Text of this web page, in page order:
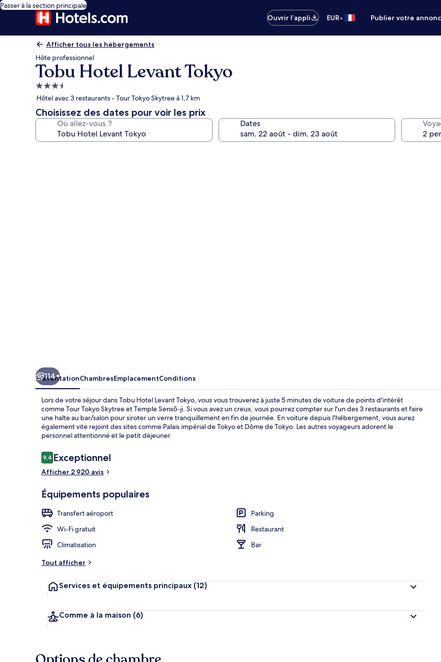
Passer à la section principale
Ouvrir l’appli
EUR• Publier votre
Afficher tous les hébergements
Hôte professionnel
Tobu Hotel Levant Tokyo
Hébergement
3.5 étoiles
Hôtel avec 3 restaurants - Tour Tokyo Skytree à 1,7 km
Choisissez des dates pour voir les prix
Où allez-vous ? Dates
114+
PrésentationChambresEmplacementConditions
Lors de votre séjour dans Tobu Hotel Levant Tokyo, vous vous trouverez à juste 5 minutes de voiture de points d'intérêt
comme Tour Tokyo Skytree et Temple Sensō-ji. Si vous avez un creux, vous pourrez compter sur l'un des 3 restaurants et faire
une halte au bar/salon pour siroter un verre tranquillement en fin de journée. En voiture depuis l'hébergement, vous aurez
également vite rejoint des sites comme Palais impérial de Tokyo et Dôme de Tokyo. Les autres voyageurs adorent le
personnel attentionné et le petit déjeuner.
Avis
voyageurs
9,49,4 sur 10
Exceptionnel
Afficher 2 920 avis
Équipements populaires
Transfert aéroport
Parking
Wi-Fi gratuit
Restaurant
Climatisation
Bar
Tout afficher
Services et équipements principaux (12)
Comme à la maison (6)